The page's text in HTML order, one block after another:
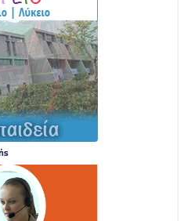
στο Λυγιά Ναυπάκτου
Παράκαμψη του Κέντρου
Βόνιτσα – Άγιος Νικόλαος
η Πανήγυρη της
στο Γολέμι